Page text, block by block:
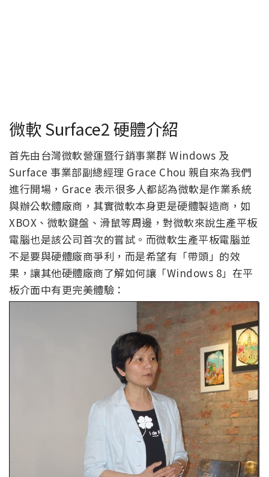
微軟 Surface2 硬體介紹
首先由台灣微軟營運暨行銷事業群 Windows 及
Surface 事業部副總經理 Grace Chou 親自來為我們
進行開場，Grace 表示很多人都認為微軟是作業系統
與辦公軟體廠商，其實微軟本身更是硬體製造商，如
XBOX、微軟鍵盤、滑鼠等周邊，對微軟來說生產平板
電腦也是該公司首次的嘗試。而微軟生產平板電腦並
不是要與硬體廠商爭利，而是希望有「帶頭」的效
果，讓其他硬體廠商了解如何讓「Windows 8」在平
板介面中有更完美體驗：